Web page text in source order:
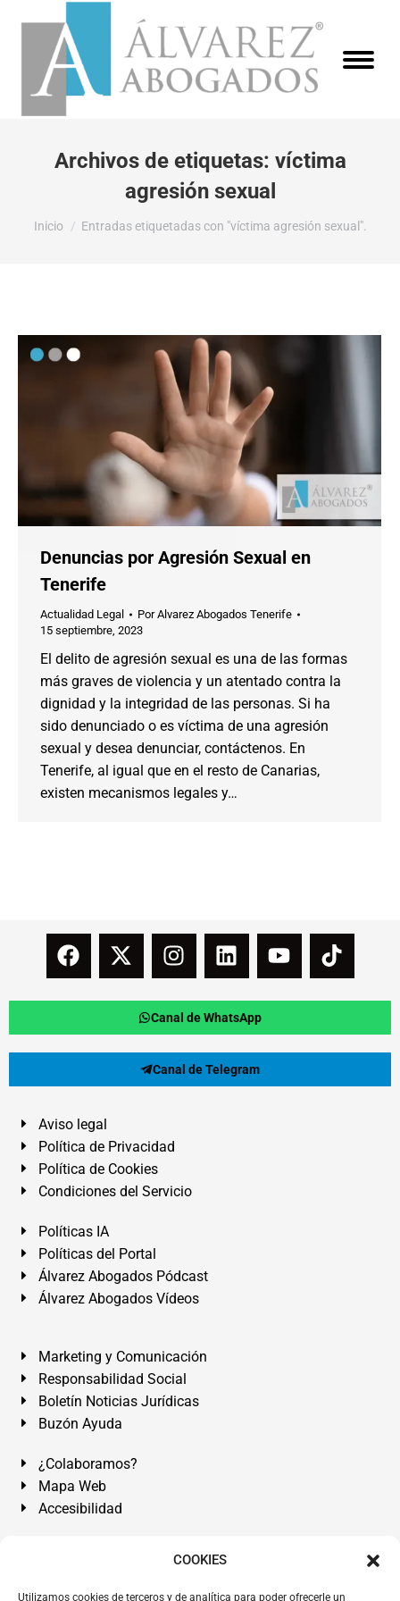
COOKIES
Utilizamos cookies de terceros y de analítica para poder ofrecerle un
Archivos de etiquetas: víctima
agresión sexual
Estás aquí:
Inicio Entradas etiquetadas con "víctima agresión sexual".
Denuncias por Agresión Sexual en
Tenerife
Actualidad Legal PorAlvarez Abogados Tenerife
15 septiembre, 2023
El delito de agresión sexual es una de las formas
más graves de violencia y un atentado contra la
dignidad y la integridad de las personas. Si ha
sido denunciado o es víctima de una agresión
sexual y desea denunciar, contáctenos. En
Tenerife, al igual que en el resto de Canarias,
existen mecanismos legales y…
Canal de WhatsApp
Canal de Telegram
Aviso legal
Política de Privacidad
Política de Cookies
Condiciones del Servicio
Políticas IA
Políticas del Portal
Álvarez Abogados Pódcast
Álvarez Abogados Vídeos
Marketing y Comunicación
Responsabilidad Social
Boletín Noticias Jurídicas
Buzón Ayuda
¿Colaboramos?
Mapa Web
Accesibilidad
Álvarez Abogados Tenerife:Calle Teobaldo Power Nº 7,